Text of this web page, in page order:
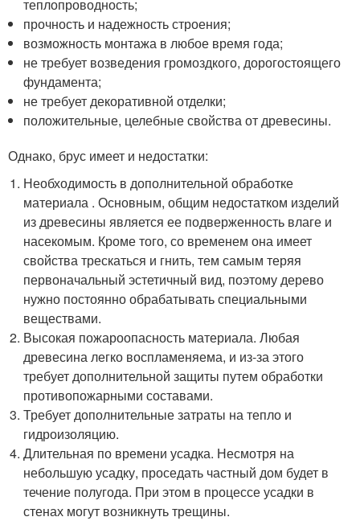
теплопроводность;
прочность и надежность строения;
возможность монтажа в любое время года;
не требует возведения громоздкого, дорогостоящего
фундамента;
не требует декоративной отделки;
положительные, целебные свойства от древесины.
Однако, брус имеет и недостатки:
Необходимость в дополнительной обработке
материала . Основным, общим недостатком изделий
из древесины является ее подверженность влаге и
насекомым. Кроме того, со временем она имеет
свойства трескаться и гнить, тем самым теряя
первоначальный эстетичный вид, поэтому дерево
нужно постоянно обрабатывать специальными
веществами.
Высокая пожароопасность материала. Любая
древесина легко воспламеняема, и из-за этого
требует дополнительной защиты путем обработки
противопожарными составами.
Требует дополнительные затраты на тепло и
гидроизоляцию.
Длительная по времени усадка. Несмотря на
небольшую усадку, проседать частный дом будет в
течение полугода. При этом в процессе усадки в
стенах могут возникнуть трещины.